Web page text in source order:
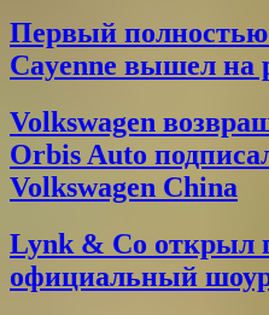
Первый полностью
Cayenne вышел на
Volkswagen
Orbis Auto
Volkswagen China
Lynk & Co открыл
официальный